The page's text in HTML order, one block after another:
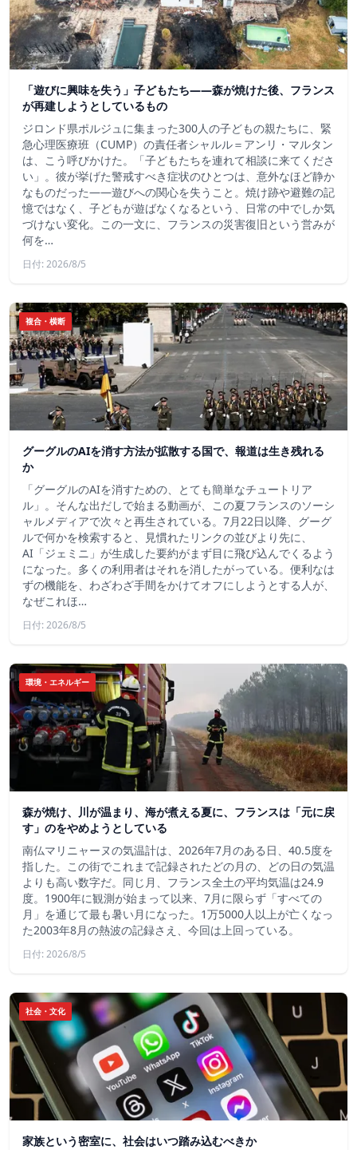
「遊びに興味を失う」子どもたち——森が焼けた後、フランス
が再建しようとしているもの
ジロンド県ポルジュに集まった300人の子どもの親たちに、緊
急心理医療班（CUMP）の責任者シャルル＝アンリ・マルタン
は、こう呼びかけた。「子どもたちを連れて相談に来てくださ
い」。彼が挙げた警戒すべき症状のひとつは、意外なほど静か
なものだった――遊びへの関心を失うこと。焼け跡や避難の記
憶ではなく、子どもが遊ばなくなるという、日常の中でしか気
づけない変化。この一文に、フランスの災害復旧という営みが
何を…
日付: 2026/8/5
複合・横断
グーグルのAIを消す方法が拡散する国で、報道は生き残れる
か
「グーグルのAIを消すための、とても簡単なチュートリア
ル」。そんな出だしで始まる動画が、この夏フランスのソーシ
ャルメディアで次々と再生されている。7月22日以降、グーグ
ルで何かを検索すると、見慣れたリンクの並びより先に、
AI「ジェミニ」が生成した要約がまず目に飛び込んでくるよう
になった。多くの利用者はそれを消したがっている。便利なは
ずの機能を、わざわざ手間をかけてオフにしようとする人が、
なぜこれほ…
日付: 2026/8/5
環境・エネルギー
森が焼け、川が温まり、海が煮える夏に、フランスは「元に戻
す」のをやめようとしている
南仏マリニャーヌの気温計は、2026年7月のある日、40.5度を
指した。この街でこれまで記録されたどの月の、どの日の気温
よりも高い数字だ。同じ月、フランス全土の平均気温は24.9
度。1900年に観測が始まって以来、7月に限らず「すべての
月」を通じて最も暑い月になった。1万5000人以上が亡くなっ
た2003年8月の熱波の記録さえ、今回は上回っている。
日付: 2026/8/5
社会・文化
家族という密室に、社会はいつ踏み込むべきか